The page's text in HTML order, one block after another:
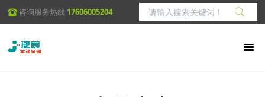
咨询服务热线 17606005204